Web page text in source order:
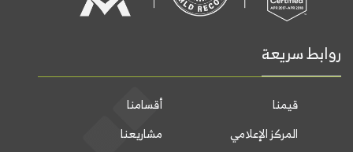
روابط سريعة
قيمنا
أقسامنا
المركز الإعلامي
مشاريعنا